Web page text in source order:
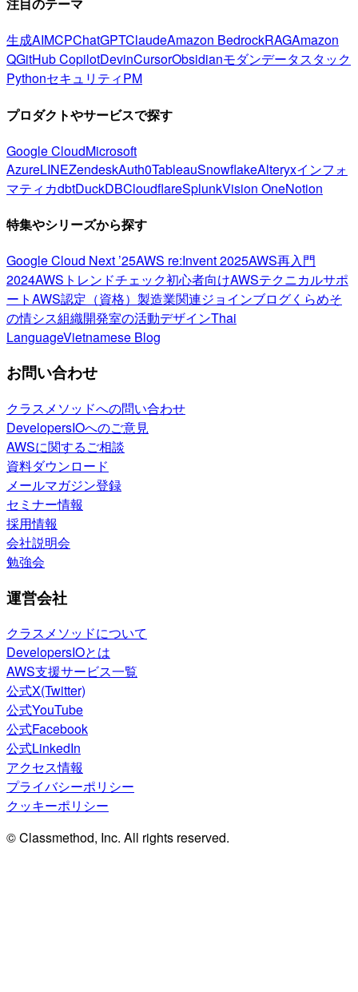
注目のテーマ
生成AIMCPChatGPTClaudeAmazon BedrockRAGAmazon
QGitHub CopilotDevinCursorObsidianモダンデータスタック
PythonセキュリティPM
プロダクトやサービスで探す
Google CloudMicrosoft
AzureLINEZendeskAuth0TableauSnowflakeAlteryxインフォ
マティカdbtDuckDBCloudflareSplunkVision OneNotion
特集やシリーズから探す
Google Cloud Next ’25AWS re:Invent 2025AWS再入門
2024AWSトレンドチェック初心者向けAWSテクニカルサポ
ートAWS認定（資格） 製造業関連ジョインブログくらめそ
の情シス組織開発室の活動デザインThai
LanguageVietnamese Blog
お問い合わせ
クラスメソッドへの問い合わせ
DevelopersIOへのご意見
AWSに関するご相談
資料ダウンロード
メールマガジン登録
セミナー情報
採用情報
会社説明会
勉強会
運営会社
クラスメソッドについて
DevelopersIOとは
AWS支援サービス一覧
公式X(Twitter)
公式YouTube
公式Facebook
公式LinkedIn
アクセス情報
プライバシーポリシー
クッキーポリシー
© Classmethod, Inc. All rights reserved.